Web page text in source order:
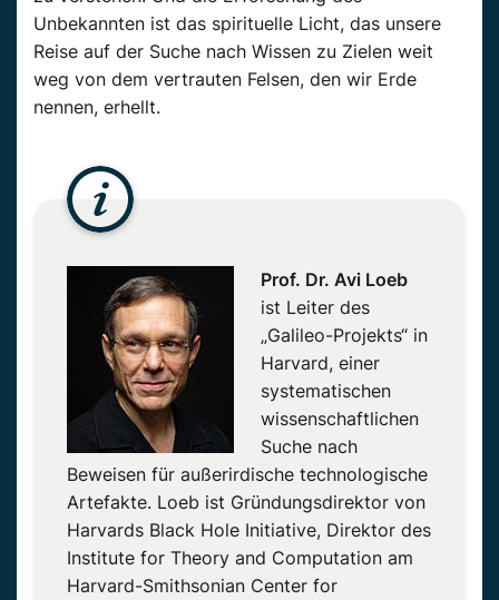
Unbekannten ist das spirituelle Licht, das unsere
Reise auf der Suche nach Wissen zu Zielen weit
weg von dem vertrauten Felsen, den wir Erde
nennen, erhellt.
Prof. Dr. Avi Loeb
ist Leiter des
„Galileo-Projekts“ in
Harvard, einer
systematischen
wissenschaftlichen
Suche nach
Beweisen für außerirdische technologische
Artefakte. Loeb ist Gründungsdirektor von
Harvards Black Hole Initiative, Direktor des
Institute for Theory and Computation am
Harvard-Smithsonian Center for